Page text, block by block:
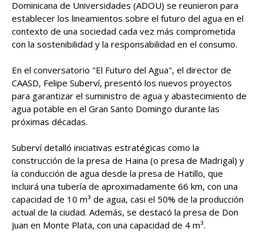
Dominicana de Universidades (ADOU) se reunieron para
establecer los lineamientos sobre el futuro del agua en el
contexto de una sociedad cada vez más comprometida
con la sostenibilidad y la responsabilidad en el consumo.
En el conversatorio "El Futuro del Agua", el director de
CAASD, Felipe Suberví, presentó los nuevos proyectos
para garantizar el suministro de agua y abastecimiento de
agua potable en el Gran Santo Domingo durante las
próximas décadas.
Suberví detalló iniciativas estratégicas como la
construcción de la presa de Haina (o presa de Madrigal) y
la conducción de agua desde la presa de Hatillo, que
incluirá una tubería de aproximadamente 66 km, con una
capacidad de 10 m³ de agua, casi el 50% de la producción
actual de la ciudad. Además, se destacó la presa de Don
Juan en Monte Plata, con una capacidad de 4 m³.